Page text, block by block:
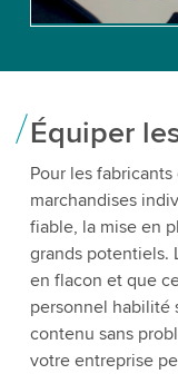
Accept
Équiper
Pour les
marchandises
fiable, la mise en
grands potentiels.
en flacon et que
personnel habilité
contenu sans
votre entreprise